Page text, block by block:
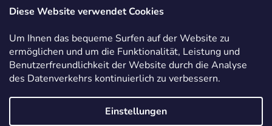
Diese Website verwendet Cookies
Um Ihnen das bequeme Surfen auf der Website zu
ermöglichen und um die Funktionalität, Leistung und
Benutzerfreundlichkeit der Website durch die Analyse
des Datenverkehrs kontinuierlich zu verbessern.
Einstellungen
METRIE BMI
FABER-CASTELL
FRIEDRICH RICHTER MESSWERKZEUGE